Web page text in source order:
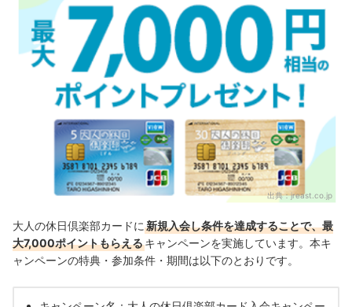
出典：jreast.co.jp
大人の休日倶楽部カードに 新規入会し条件を達成することで、最
大7,000ポイントもらえるキャンペーンを実施しています。本キ
ャンペーンの特典・参加条件・期間は以下のとおりです。